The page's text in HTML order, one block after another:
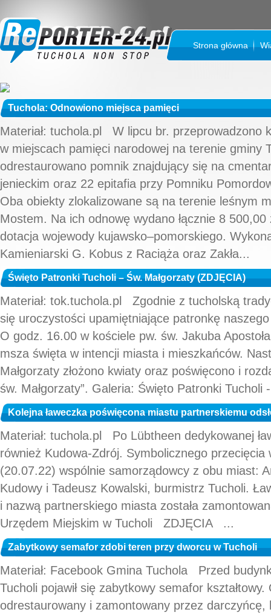
Strona główna
Tuchola: Odnowiono miejsca pamięci
Materiał: tuchola.pl W lipcu br. przeprowadzono
w miejscach pamięci narodowej na terenie gminy
odrestaurowano pomnik znajdujący się na
jenieckim oraz 22 epitafia przy Pomniku
Oba obiekty zlokalizowane są na terenie leśnym
Mostem. Na ich odnowę wydano łącznie 8 500,00
dotacja wojewody kujawsko–pomorskiego.
Kamieniarski G. Kobus z Raciąża oraz Zakła...
Święto Patronki Tucholi – Św. Małgorzaty (ZDJĘCIA)
Materiał: tok.tuchola.pl Zgodnie z tucholską
się uroczystości upamiętniające patronkę
O godz. 16.00 w kościele pw. św. Jakuba
msza święta w intencji miasta i mieszkańców.
Małgorzaty złożono kwiaty oraz poświęcono i
św. Małgorzaty”. Galeria: Święto Patronki
Kolejna ławeczka poświęcona miastu partnerskiemu
Materiał: tuchola.pl Po Lübtheen dedykowanej
również Kudowa-Zdrój. Symbolicznego przecięcia
(20.07.22) wspólnie samorządowcy z obu miast:
Kudowy i Tadeusz Kowalski, burmistrz Tucholi.
i nazwą partnerskiego miasta została
Urzędem Miejskim w Tucholi ZDJĘCIA ...
Zabytkowy semafor zdobi teren przy dworcu w Tucholi
Materiał: Facebook Gmina Tuchola Przed
Tucholi pojawił się zabytkowy semafor kształtowy.
odrestaurowany i zamontowany przez darczyńcę,